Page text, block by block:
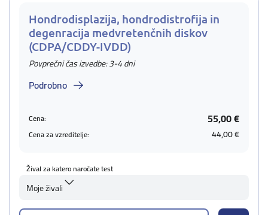
Hondrodisplazija, hondrodistrofija in
degenracija medvretenčnih diskov
(CDPA/CDDY-IVDD)
Povprečni čas izvedbe: 3-4 dni
Podrobno
Cena: 55,00 €
Cena za vzreditelje: 44,00 €
Žival za katero naročate test
Moje živali